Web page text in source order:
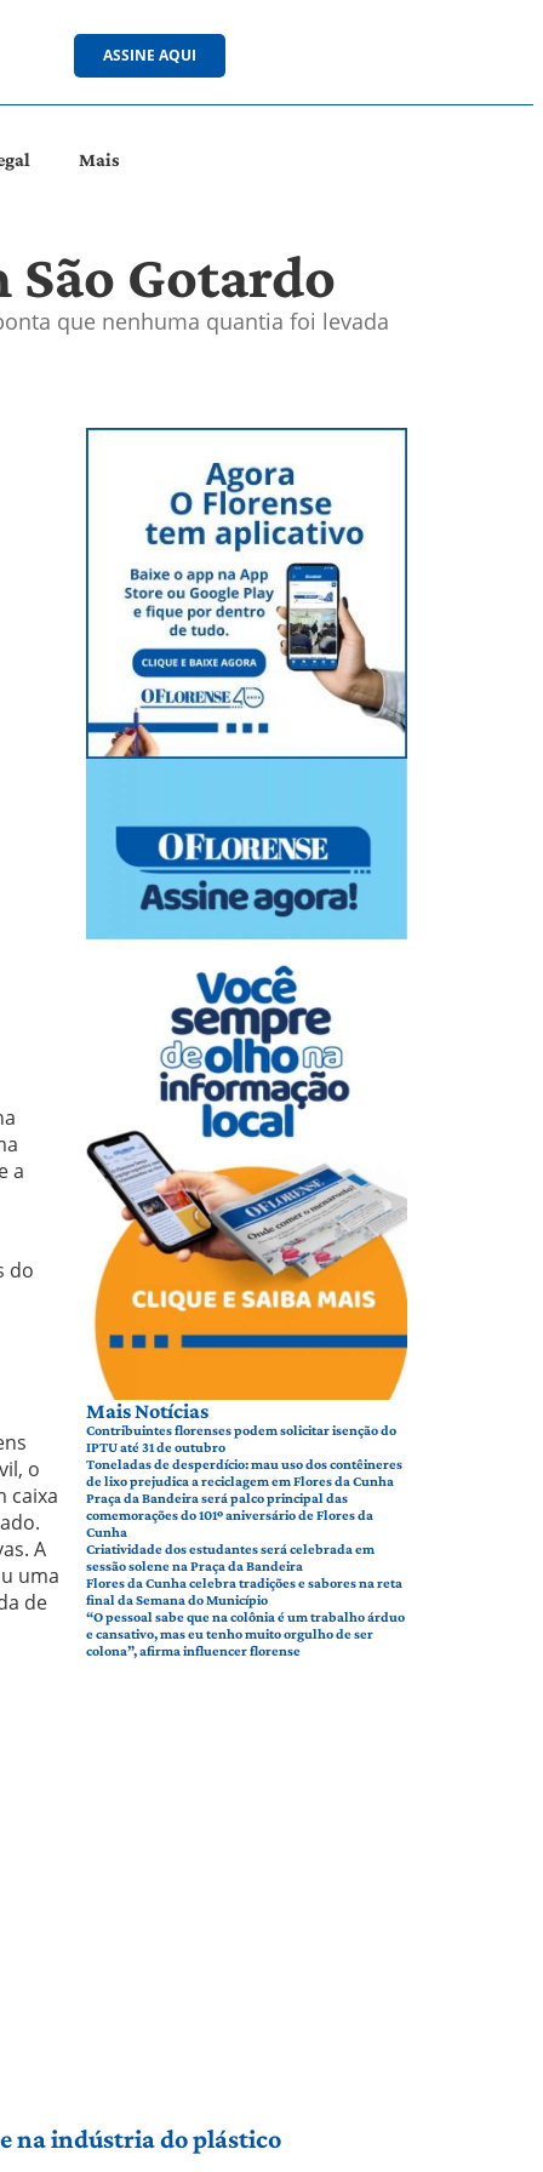
ASSINE AQUI
Mais
Gotardo
que nenhuma quantia foi levada
a
do
o
caixa
A
uma
de
Mais Notícias
Contribuintes florenses podem solicitar isenção do
IPTU até 31 de outubro
Toneladas de desperdício: mau uso dos contêineres
de lixo prejudica a reciclagem em Flores da Cunha
Praça da Bandeira será palco principal das
comemorações do 101º aniversário de Flores da
Cunha
Criatividade dos estudantes será celebrada em
sessão solene na Praça da Bandeira
Flores da Cunha celebra tradições e sabores na reta
final da Semana do Município
“O pessoal sabe que na colônia é um trabalho árduo
e cansativo, mas eu tenho muito orgulho de ser
colona”, afirma influencer florense
na indústria do plástico